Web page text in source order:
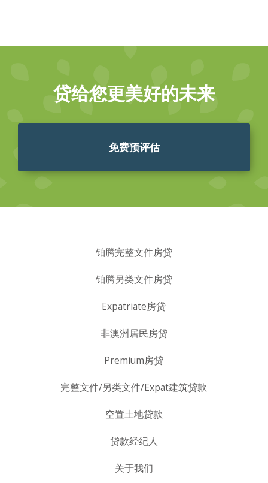
贷给您更美好的未来
免费预评估
铂腾完整文件房贷
铂腾另类文件房贷
Expatriate房贷
非澳洲居民房贷
Premium房贷
完整文件/另类文件/Expat建筑贷款
空置土地贷款
贷款经纪人
关于我们